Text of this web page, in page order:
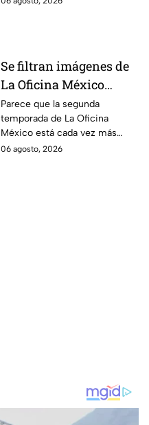
la película
Se filtran imágenes de
La Oficina México
temporada 2 y un
detalle desata teorías
entre los fans
Parece que la segunda
temporada de La Oficina
México está cada vez más
cerca, pues el elenco ya se
06 agosto, 2026